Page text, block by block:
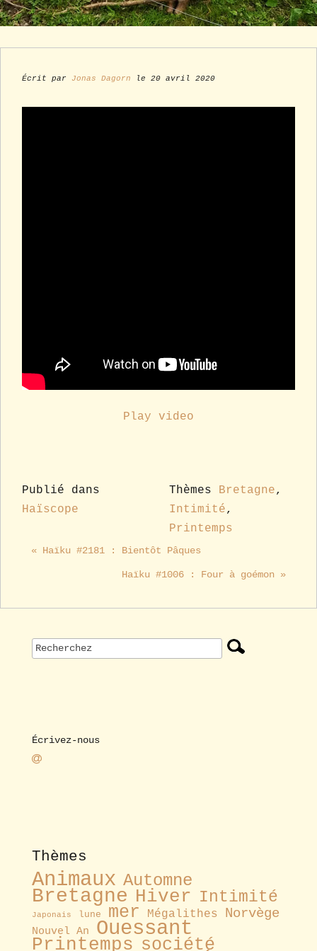
Écrit par Jonas Dagorn le 20 avril 2020
Play video
Publié dans
Haïscope
Thèmes Bretagne,
Intimité,
Printemps
« Haïku #2181 : Bientôt Pâques
Haïku #1006 : Four à goémon »
Écrivez-nous
Thèmes
Animaux Automne
Bretagne Hiver Intimité
Japonais lune mer Mégalithes Norvège
Nouvel An Ouessant
Printemps société